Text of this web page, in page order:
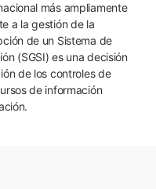
más ampliamente
a la gestión de la
de un Sistema de
(SGSI) es una decisión
de los controles de
de información